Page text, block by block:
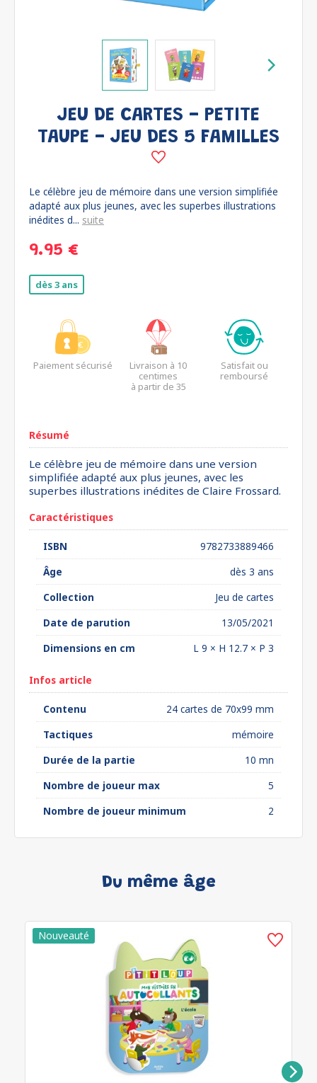
JEU DE CARTES - PETITE
TAUPE - JEU DES 5 FAMILLES
Le célèbre jeu de mémoire dans une version simplifiée
adapté aux plus jeunes, avec les superbes illustrations
inédites d... suite
9.95 €
dès 3 ans
Paiement sécurisé
Livraison à 10
centimes
à partir de 35
Satisfait ou
remboursé
Résumé
Le célèbre jeu de mémoire dans une version
simplifiée adapté aux plus jeunes, avec les
superbes illustrations inédites de Claire Frossard.
Caractéristiques
ISBN
9782733889466
Âge
dès 3 ans
Collection
Jeu de cartes
Date de parution
13/05/2021
Dimensions en cm
L 9 × H 12.7 × P 3
Infos article
Contenu
24 cartes de 70x99 mm
Tactiques
mémoire
Durée de la partie
10 mn
Nombre de joueur max
5
Nombre de joueur minimum
2
Du même âge